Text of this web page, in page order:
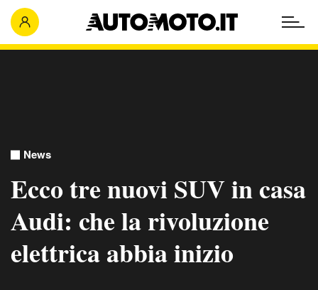
News
Ecco tre nuovi SUV in casa
Audi: che la rivoluzione
elettrica abbia inizio